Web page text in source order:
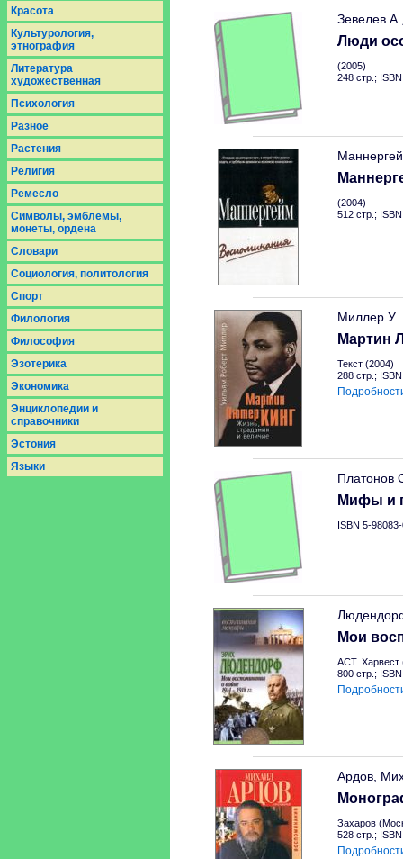
Красота
Культурология,
этнография
Литература
художественная
Психология
Разное
Растения
Религия
Ремесло
Символы, эмблемы,
монеты, ордена
Словари
Социология, политология
Спорт
Филология
Философия
Эзотерика
Экономика
Энциклопедии и
справочники
Эстония
Языки
Зевелев
Люди
(2005)
248 стр.;
(2004)
512 стр.;
Миллер У.
Мартин
Текст (2004)
288 стр.;
Платонов
Мифы и
ISBN 5-
Мои
АСТ. Харвест
800 стр.;
Ардов,
Захаров
528 стр.;